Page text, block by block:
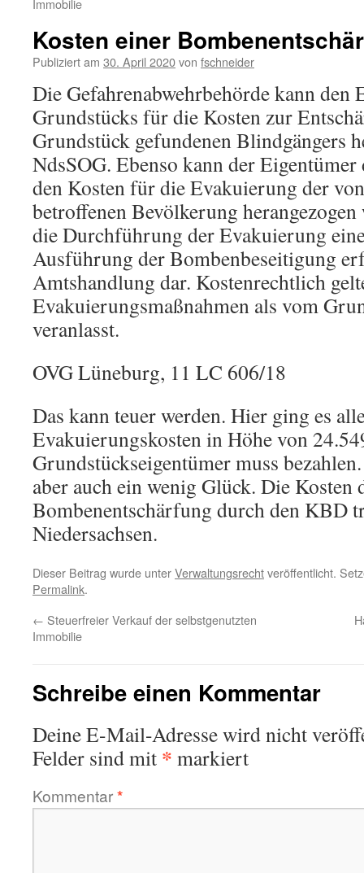
Immobilie
Kosten einer
Publiziert am 30. April 2020von fschneider
Die Gefahrenabwehrbehörde kann den
Grundstücks für die Kosten zur
Grundstück gefundenen Blindgängers
NdsSOG. Ebenso kann der
den Kosten für die Evakuierung der
betroffenen Bevölkerung
die Durchführung der Evakuierung
Ausführung der Bombenbeseitigung
Amtshandlung dar. Kostenrechtlich
Evakuierungsmaßnahmen als vom
veranlasst.
OVG Lüneburg, 11 LC 606/18
Das kann teuer werden. Hier ging es
Evakuierungskosten in Höhe von
Grundstückseigentümer muss
aber auch ein wenig Glück. Die Kosten
Bombenentschärfung durch den KBD
Niedersachsen.
Dieser Beitrag wurde unterVerwaltungsrechtveröffentlicht.
Permalink.
← Steuerfreier Verkauf der selbstgenutzten
Immobilie
Schreibe einen Kommentar
Deine E-Mail-Adresse wird nicht
Felder sind mit * markiert
Kommentar*